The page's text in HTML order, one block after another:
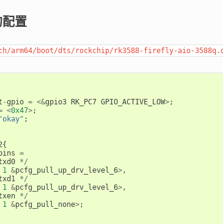
置
arm64/boot/dts/rockchip/rk3588-firefly-aio-
-gpio = <&gpio3 RK_PC7 GPIO_ACTIVE_LOW>;
<0x47>;
"okay" ;
{
=
*/
1 &pcfg_pull_up_drv_level_6>,
*/
1 &pcfg_pull_up_drv_level_6>,
*/
1 &pcfg_pull_none>;